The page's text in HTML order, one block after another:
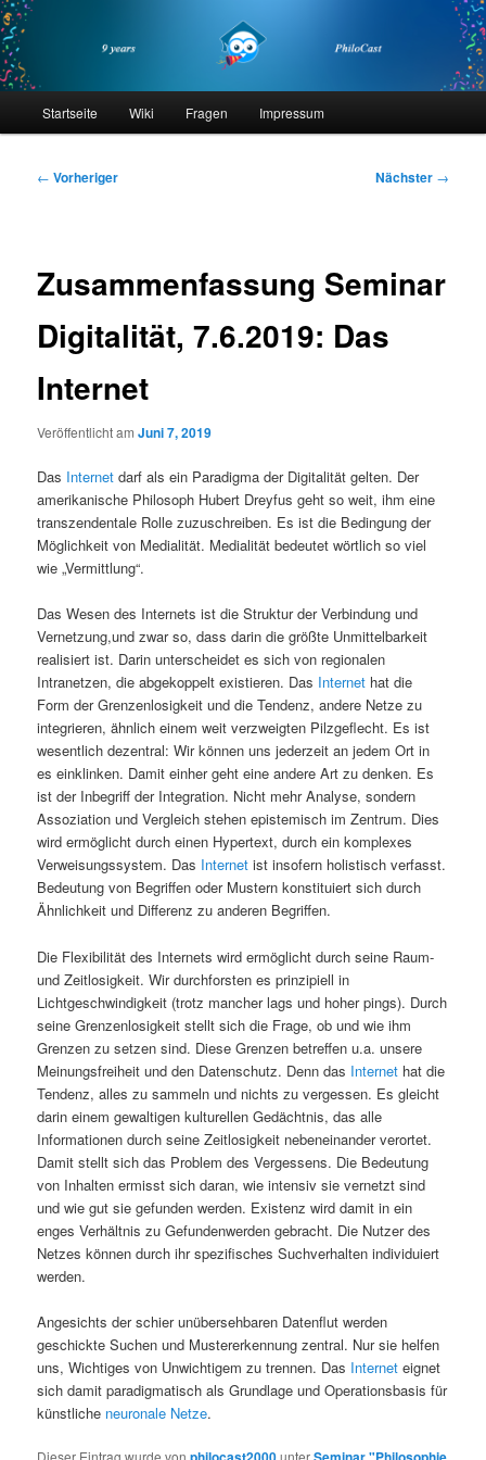
Zum
primären
Inhalt
springenphilocast
Startseite Wiki Fragen Impressum
Beitragsnavigation
← Vorheriger Nächster →
Zusammenfassung Seminar
Digitalität, 7.6.2019: Das
Internet
Veröffentlicht amJuni 7, 2019
Das Internet darf als ein Paradigma der Digitalität gelten. Der
amerikanische Philosoph Hubert Dreyfus geht so weit, ihm eine
transzendentale Rolle zuzuschreiben. Es ist die Bedingung der
Möglichkeit von Medialität. Medialität bedeutet wörtlich so viel
wie „Vermittlung“.
Das Wesen des Internets ist die Struktur der Verbindung und
Vernetzung,und zwar so, dass darin die größte Unmittelbarkeit
realisiert ist. Darin unterscheidet es sich von regionalen
Intranetzen, die abgekoppelt existieren. Das Internet hat die
Form der Grenzenlosigkeit und die Tendenz, andere Netze zu
integrieren, ähnlich einem weit verzweigten Pilzgeflecht. Es ist
wesentlich dezentral: Wir können uns jederzeit an jedem Ort in
es einklinken. Damit einher geht eine andere Art zu denken. Es
ist der Inbegriff der Integration. Nicht mehr Analyse, sondern
Assoziation und Vergleich stehen epistemisch im Zentrum. Dies
wird ermöglicht durch einen Hypertext, durch ein komplexes
Verweisungssystem. Das Internet ist insofern holistisch verfasst.
Bedeutung von Begriffen oder Mustern konstituiert sich durch
Ähnlichkeit und Differenz zu anderen Begriffen.
Die Flexibilität des Internets wird ermöglicht durch seine Raum-
und Zeitlosigkeit. Wir durchforsten es prinzipiell in
Lichtgeschwindigkeit (trotz mancher lags und hoher pings). Durch
seine Grenzenlosigkeit stellt sich die Frage, ob und wie ihm
Grenzen zu setzen sind. Diese Grenzen betreffen u.a. unsere
Meinungsfreiheit und den Datenschutz. Denn das Internet hat die
Tendenz, alles zu sammeln und nichts zu vergessen. Es gleicht
darin einem gewaltigen kulturellen Gedächtnis, das alle
Informationen durch seine Zeitlosigkeit nebeneinander verortet.
Damit stellt sich das Problem des Vergessens. Die Bedeutung
von Inhalten ermisst sich daran, wie intensiv sie vernetzt sind
und wie gut sie gefunden werden. Existenz wird damit in ein
enges Verhältnis zu Gefundenwerden gebracht. Die Nutzer des
Netzes können durch ihr spezifisches Suchverhalten individuiert
werden.
Angesichts der schier unübersehbaren Datenflut werden
geschickte Suchen und Mustererkennung zentral. Nur sie helfen
uns, Wichtiges von Unwichtigem zu trennen. Das Internet eignet
sich damit paradigmatisch als Grundlage und Operationsbasis für
künstliche neuronale Netze.
Dieser Eintrag wurde von unter